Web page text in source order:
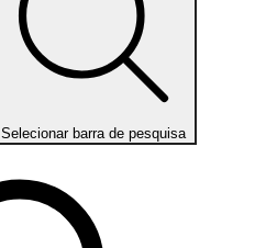
Selecionar barra de pesquisa